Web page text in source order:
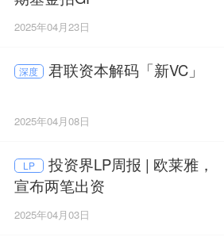
2025年04月23日
深度 君联资本解码「新VC」
2025年04月08日
LP
投资界LP周报 | 欧莱雅，
宣布两笔出资
2025年04月03日